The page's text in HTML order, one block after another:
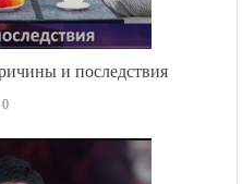
и последствия
0